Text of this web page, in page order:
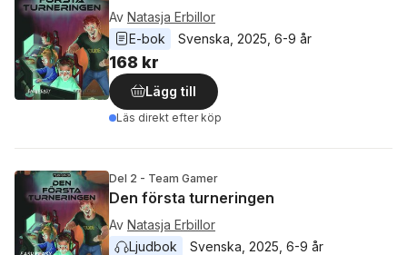
Av Natasja Erbillor
E-bok
Svenska 2025 6-9 år
168 kr
Lägg till
Läs direkt efter köp
Del 2 - Team Gamer
Den första turneringen
Av Natasja Erbillor
Ljudbok
Svenska 2025 6-9 år